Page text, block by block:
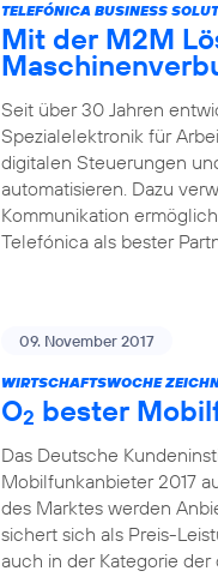
TELEFÓNICA BUSINESS
Mit der M2M
Seit über 30 Jahren
Spezialelektronik für
digitalen Steuerungen
automatisieren. Dazu
Kommunikation
Telefónica als bester
09. November 2017
WIRTSCHAFTSWOCHE
O2 bester
Das Deutsche
Mobilfunkanbieter 2017
des Marktes werden
sichert sich als Preis-
auch in der Kategorie